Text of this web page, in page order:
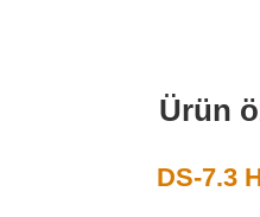
Ürün
DS-7.3